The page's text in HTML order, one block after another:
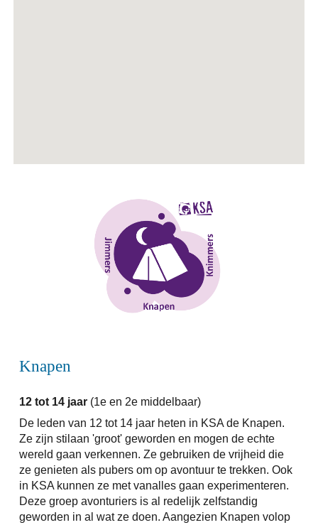
Knapen
12 tot 14 jaar (1e en 2e middelbaar)
De leden van 12 tot 14 jaar heten in KSA de Knapen.
Ze zijn stilaan 'groot' geworden en mogen de echte
wereld gaan verkennen. Ze gebruiken de vrijheid die
ze genieten als pubers om op avontuur te trekken. Ook
in KSA kunnen ze met vanalles gaan experimenteren.
Deze groep avonturiers is al redelijk zelfstandig
geworden in al wat ze doen. Aangezien Knapen volop